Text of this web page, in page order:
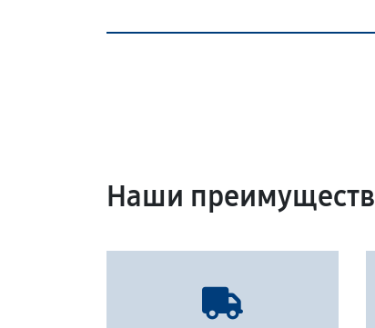
Наши